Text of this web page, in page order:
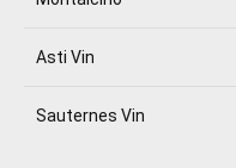
Asti Vin
Sauternes Vin